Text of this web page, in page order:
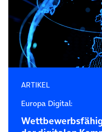
ARTIKEL
Europa Digital: